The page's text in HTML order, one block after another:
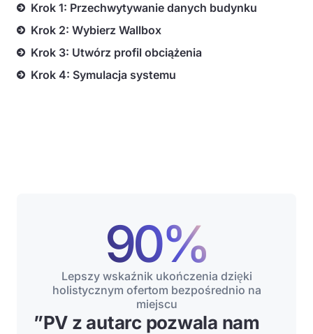
Krok 1: Przechwytywanie danych budynku
Krok 2: Wybierz Wallbox
Krok 3: Utwórz profil obciążenia
Krok 4: Symulacja systemu
90%
Lepszy wskaźnik ukończenia dzięki
holistycznym ofertom bezpośrednio na
miejscu
”PV z autarc pozwala nam